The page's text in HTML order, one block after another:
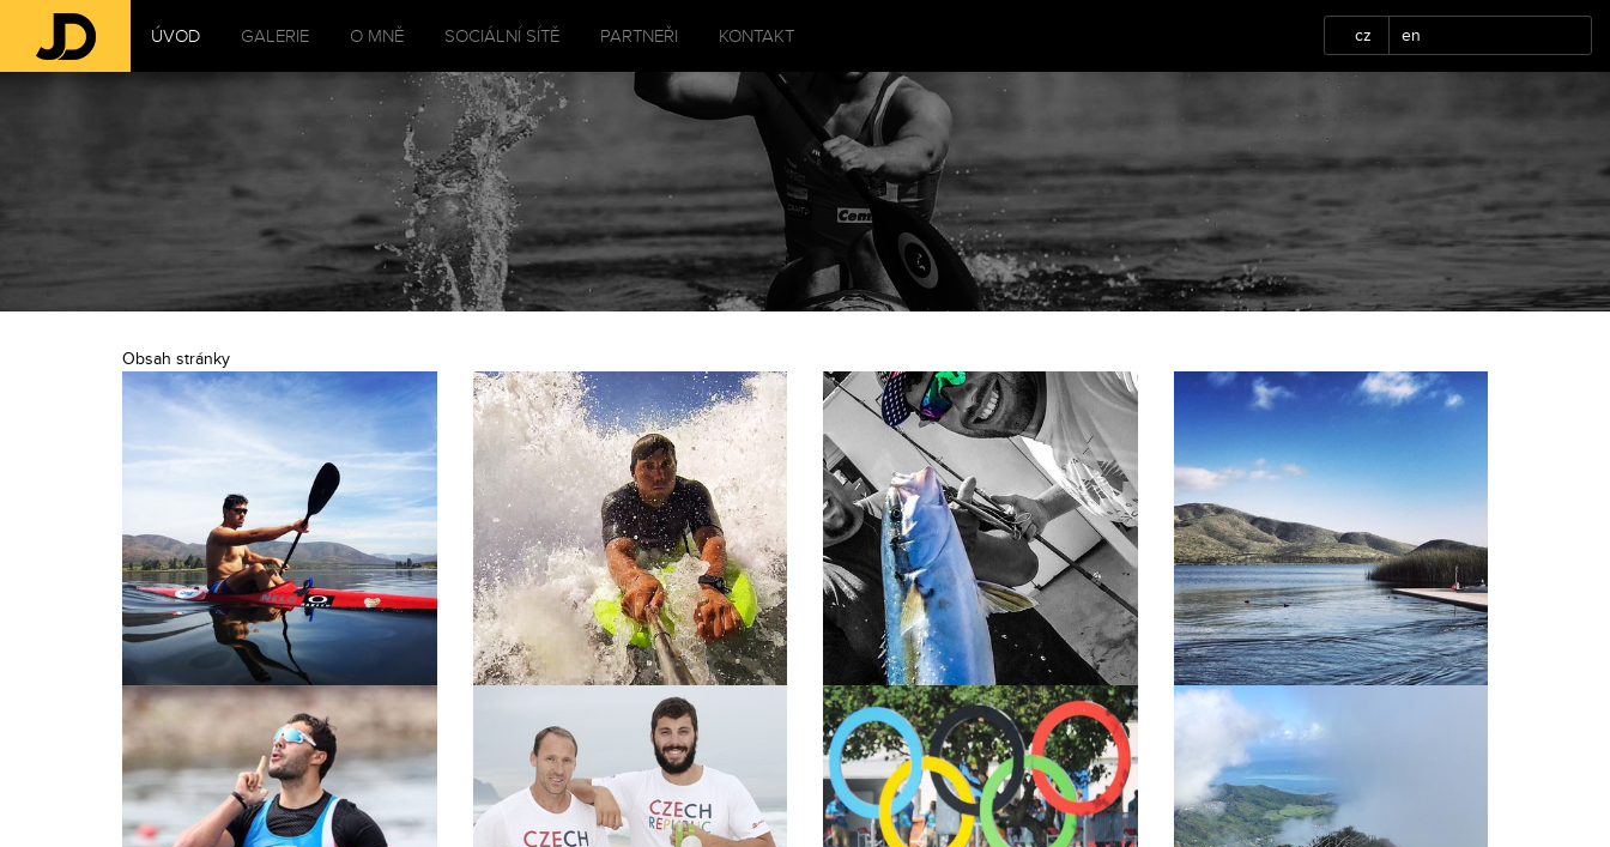
ÚVOD GALERIE O MNĚ SOCIÁLNÍ SÍTĚ PARTNEŘI KONTAKT cz en
Obsah stránky